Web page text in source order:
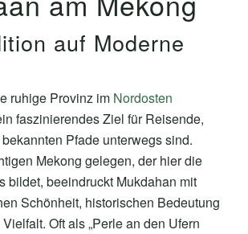
auf Moderne
ruhige Provinz im Nordosten
faszinierendes Ziel für Reisende,
Pfade unterwegs sind.
Mekong gelegen, der hier die
bildet, beeindruckt Mukdahan mit
Schönheit, historischen Bedeutung
Oft als „Perle an den Ufern